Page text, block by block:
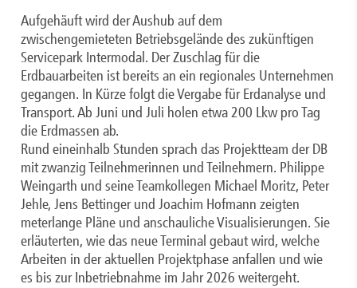
Aufgehäuft wird der Aushub auf dem
zwischengemieteten Betriebsgelände des zukünftigen
Servicepark Intermodal. Der Zuschlag für die
Erdbauarbeiten ist bereits an ein regionales Unternehmen
gegangen. In Kürze folgt die Vergabe für Erdanalyse und
Transport. Ab Juni und Juli holen etwa 200 Lkw pro Tag
die Erdmassen ab.
Rund eineinhalb Stunden sprach das Projektteam der DB
mit zwanzig Teilnehmerinnen und Teilnehmern. Philippe
Weingarth und seine Teamkollegen Michael Moritz, Peter
Jehle, Jens Bettinger und Joachim Hofmann zeigten
meterlange Pläne und anschauliche Visualisierungen. Sie
erläuterten, wie das neue Terminal gebaut wird, welche
Arbeiten in der aktuellen Projektphase anfallen und wie
es bis zur Inbetriebnahme im Jahr 2026 weitergeht.